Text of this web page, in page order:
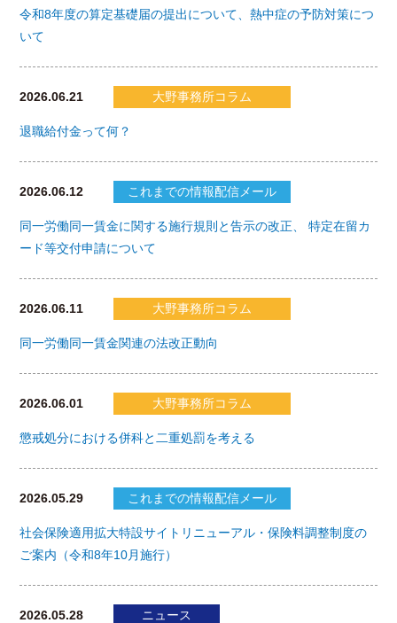
令和8年度の算定基礎届の提出について、熱中症の予防対策につ
いて
2026.06.21 大野事務所コラム
退職給付金って何？
2026.06.12 これまでの情報配信メール
同一労働同一賃金に関する施行規則と告示の改正、 特定在留カ
ード等交付申請について
2026.06.11 大野事務所コラム
同一労働同一賃金関連の法改正動向
2026.06.01 大野事務所コラム
懲戒処分における併科と二重処罰を考える
2026.05.29 これまでの情報配信メール
社会保険適用拡大特設サイトリニューアル・保険料調整制度の
ご案内（令和8年10月施行）
2026.05.28 ニュース